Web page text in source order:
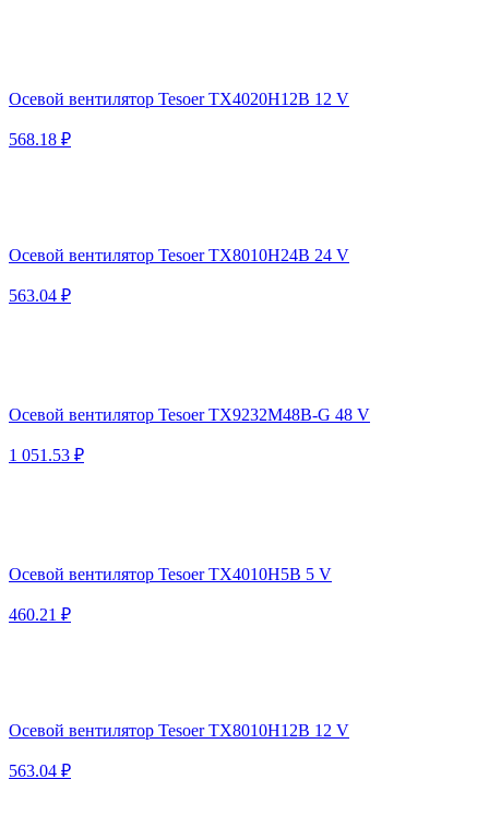
Осевой вентилятор Tesoer TX4020H12B 12 V
568.18 ₽
Осевой вентилятор Tesoer TX8010H24B 24 V
563.04 ₽
Осевой вентилятор Tesoer TX9232M48B-G 48 V
1 051.53 ₽
Осевой вентилятор Tesoer TX4010H5B 5 V
460.21 ₽
Осевой вентилятор Tesoer TX8010H12B 12 V
563.04 ₽